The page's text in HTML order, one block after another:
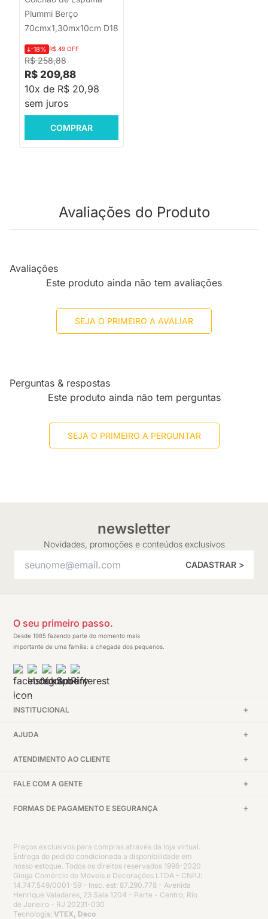
Plummi Berço
70cmx1,30mx10cm D18
R$ 258,88
-18% R$ 49 OFF
R$ 209,88
10x de R$ 20,98
sem juros
COMPRAR
Avaliações do Produto
Avaliações
Este produto ainda não tem avaliações
SEJA O PRIMEIRO A AVALIAR
Perguntas & respostas
Este produto ainda não tem perguntas
SEJA O PRIMEIRO A PERGUNTAR
newsletter
Novidades, promoções e conteúdos exclusivos
CADASTRAR >
O seu primeiro passo.
Desde 1985 fazendo parte do momento mais
importante de uma família: a chegada dos pequenos.
INSTITUCIONAL
AJUDA
ATENDIMENTO AO CLIENTE
FALE COM A GENTE
FORMAS DE PAGAMENTO E SEGURANÇA
Preços exclusivos para compras através da loja virtual.
Entrega do pedido condicionada a disponibilidade em
nosso estoque. Todos os direitos reservados 1996-2020
Ginga Comércio de Móveis e Decorações LTDA - CNPJ:
14.747.549/0001-59 - Insc. est: 87.290.778 - Avenida
Henrique Valadares, 23 Sala 1204 - Parte - Centro, Rio
de Janeiro - RJ 20231-030
Tecnologia: VTEX, Deco